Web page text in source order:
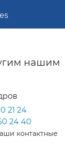
нашим
21 24
24 40
контактные